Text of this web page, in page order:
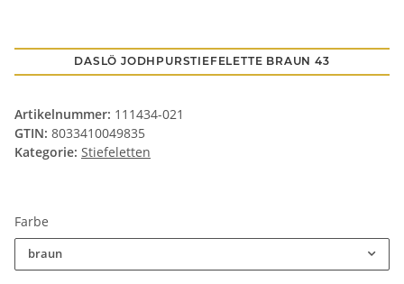
DASLÖ JODHPURSTIEFELETTE BRAUN 43
Artikelnummer: 111434-021
GTIN: 8033410049835
Kategorie: Stiefeletten
Farbe
braun